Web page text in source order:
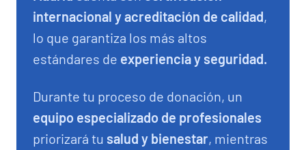
internacional y acreditación de calidad,
lo que garantiza los más altos
estándares de experiencia y seguridad.
Durante tu proceso de donación, un
equipo especializado de profesionales
priorizará tu salud y bienestar, mientras